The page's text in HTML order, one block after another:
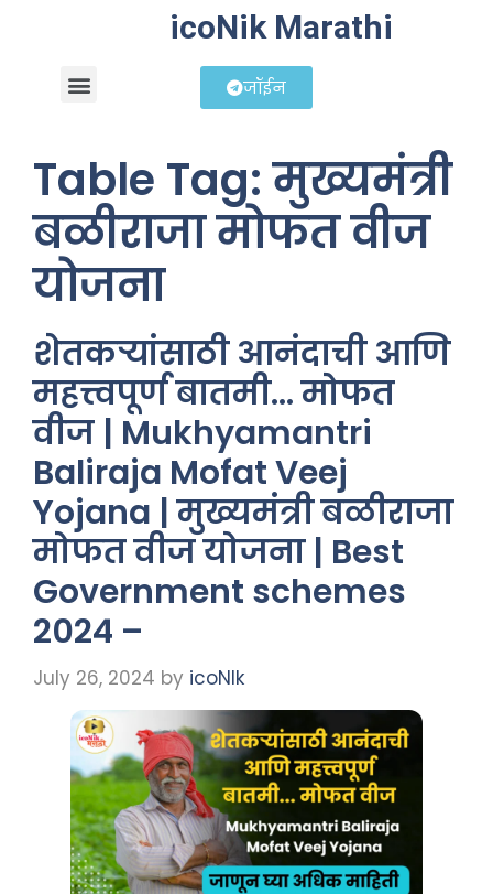
icoNik Marathi
जॉईन
Table Tag:मुख्यमंत्री
बळीराजा मोफत वीज
योजना
शेतकऱ्यांसाठी आनंदाची आणि
महत्त्वपूर्ण बातमी… मोफत
वीज | Mukhyamantri
Baliraja Mofat Veej
Yojana | मुख्यमंत्री बळीराजा
मोफत वीज योजना | Best
Government schemes
2024 –
July 26, 2024 by icoNIk